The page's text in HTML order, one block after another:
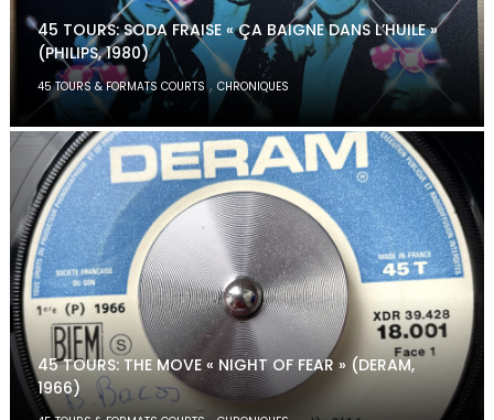
45 TOURS: SODA FRAISE « ÇA BAIGNE DANS L’HUILE »
(PHILIPS, 1980)
45 TOURS & FORMATS COURTS,CHRONIQUES
45 TOURS: THE MOVE « NIGHT OF FEAR » (DERAM,
1966)